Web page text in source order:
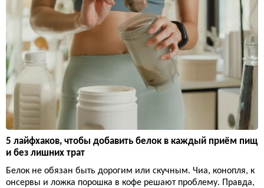
5 лайфхаков, чтобы добавить белок в каждый приём пищ
и без лишних трат
Белок не обязан быть дорогим или скучным. Чиа, конопля, к
онсервы и ложка порошка в кофе решают проблему. Правда,